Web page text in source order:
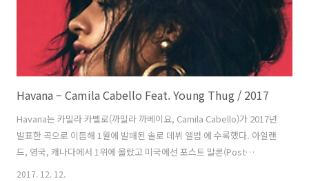
Havana – Camila Cabello Feat. Young Thug / 2017
Havana는 카밀라 카벨로(까밀라 까베이요, Camila Cabello)가 2017년
발표한 곡으로 이듬해 1월에 발매된 솔로 데뷔 앨범 에 수록했다. 아일랜
드, 영국, 캐나다에서 1위에 올랐고 미국에선 포스트 말론(Post
Malone)의 Rock Star와 에드 시런(Ed Sheeran)의 Perfect에 막혀 장
2017. 12. 12.